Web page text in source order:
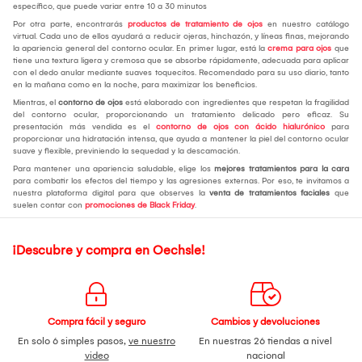
específico, que puede variar entre 10 a 30 minutos
Por otra parte, encontrarás productos de tratamiento de ojos en nuestro catálogo
virtual. Cada uno de ellos ayudará a reducir ojeras, hinchazón, y líneas finas, mejorando
la apariencia general del contorno ocular. En primer lugar, está la crema para ojos que
tiene una textura ligera y cremosa que se absorbe rápidamente, adecuada para aplicar
con el dedo anular mediante suaves toquecitos. Recomendado para su uso diario, tanto
en la mañana como en la noche, para maximizar los beneficios.
Mientras, el contorno de ojos está elaborado con ingredientes que respetan la fragilidad
del contorno ocular, proporcionando un tratamiento delicado pero eficaz. Su
presentación más vendida es el contorno de ojos con ácido hialurónico para
proporcionar una hidratación intensa, que ayuda a mantener la piel del contorno ocular
suave y flexible, previniendo la sequedad y la descamación.
Para mantener una apariencia saludable, elige los mejores tratamientos para la cara
para combatir los efectos del tiempo y las agresiones externas. Por eso, te invitamos a
nuestra plataforma digital para que observes la venta de tratamientos faciales que
suelen contar con promociones de Black Friday.
¡Descubre y compra en Oechsle!
Compra fácil y seguro
En solo 6 simples pasos, ve nuestro
video
Cambios y devoluciones
En nuestras 26 tiendas a nivel
nacional